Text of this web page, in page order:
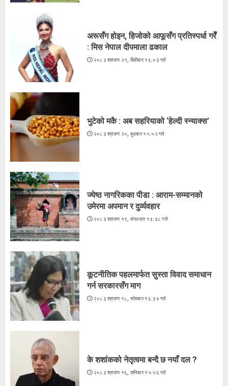
3
भुटेको मकै : अब सहरियाको ‘हेल्दी स्न्याक्स’
अरूसँग होइन, हिजोको आफूसँग प्रतिस्पर्धा गरेँ
: मिस नेपाल दीपमाला ढकाल
२०८३ श्रावण २१, बिहीबार १६:०३ गते
भुटेको मकै : अब सहरियाको ‘हेल्दी स्न्याक्स’
२०८३ श्रावण २०, बुधबार १५:५२ गते
ज्येष्ठ नागरिकका पीडा : आराम-सम्मानको
उमेरमा अपमान र दुर्व्यवहार
२०८३ श्रावण १९, मंगलवार १३:३८ गते
कूटनीतिक पहलमार्फत सुस्ता विवाद समाधान
गर्न सरकारसँग माग
२०८३ श्रावण १८, सोमबार १६:३४ गते
के शशांकको नेतृत्वमा बन्दै छ नयाँ दल ?
२०८३ श्रावण १६, शनिबार १५:५६ गते